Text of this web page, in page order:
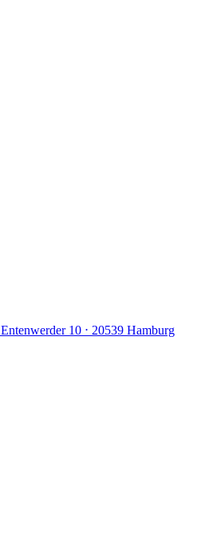
Entenwerder 10 ⋅ 20539 Hamburg